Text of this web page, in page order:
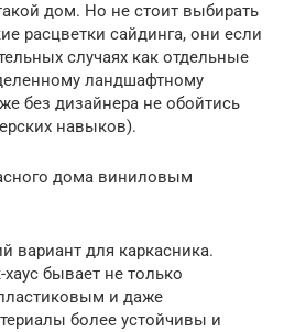
дом. Но не стоит выбирать
расцветки сайдинга, они если
случаях как отдельные
ландшафтному
без дизайнера не обойтись
навыков).
дома виниловым
вариант для каркасника.
бывает не только
и даже
более устойчивы и